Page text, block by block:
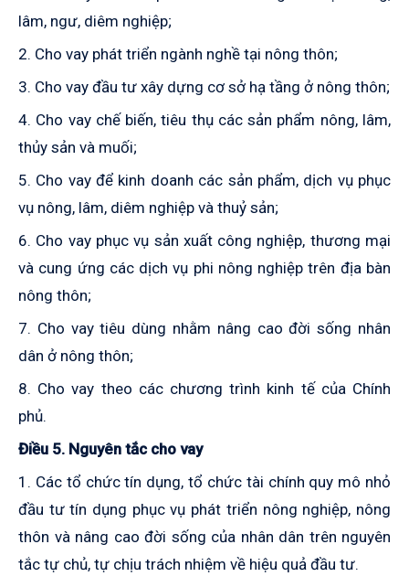
lâm, ngư, diêm nghiệp;
2. Cho vay phát triển ngành nghề tại nông thôn;
3. Cho vay đầu tư xây dựng cơ sở hạ tầng ở nông thôn;
4. Cho vay chế biến, tiêu thụ các sản phẩm nông, lâm,
thủy sản và muối;
5. Cho vay để kinh doanh các sản phẩm, dịch vụ phục
vụ nông, lâm, diêm nghiệp và thuỷ sản;
6. Cho vay phục vụ sản xuất công nghiệp, thương mại
và cung ứng các dịch vụ phi nông nghiệp trên địa bàn
nông thôn;
7. Cho vay tiêu dùng nhằm nâng cao đời sống nhân
dân ở nông thôn;
8. Cho vay theo các chương trình kinh tế của Chính
phủ.
Điều 5. Nguyên tắc cho vay
1. Các tổ chức tín dụng, tổ chức tài chính quy mô nhỏ
đầu tư tín dụng phục vụ phát triển nông nghiệp, nông
thôn và nâng cao đời sống của nhân dân trên nguyên
tắc tự chủ, tự chịu trách nhiệm về hiệu quả đầu tư.